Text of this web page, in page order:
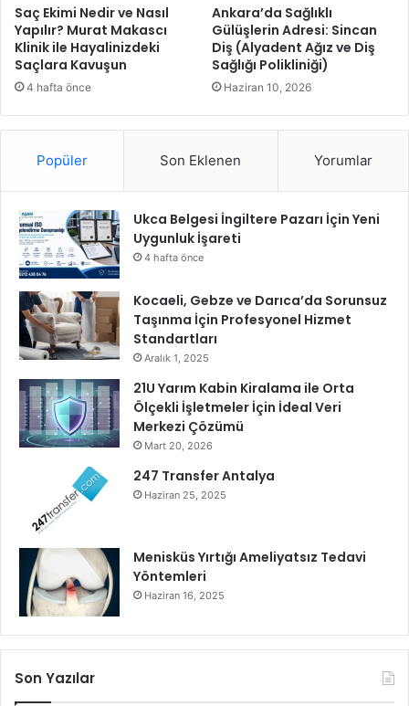
e
m
e
s
a
Saç Ekimi Nedir ve Nasıl
Yapılır? Murat Makascı
Klinik ile Hayalinizdeki
Saçlara Kavuşun
4 hafta önce
Ankara’da Sağlıklı
Gülüşlerin Adresi: Sincan
Diş (Alyadent Ağız ve Diş
Sağlığı Polikliniği)
Haziran 10, 2026
Popüler Son Eklenen Yorumlar
Ukca Belgesi İngiltere Pazarı İçin Yeni
Uygunluk İşareti
4 hafta önce
Kocaeli, Gebze ve Darıca’da Sorunsuz
Taşınma İçin Profesyonel Hizmet
Standartları
Aralık 1, 2025
21U Yarım Kabin Kiralama ile Orta
Ölçekli İşletmeler İçin İdeal Veri
Merkezi Çözümü
Mart 20, 2026
247 Transfer Antalya
Haziran 25, 2025
Menisküs Yırtığı Ameliyatsız Tedavi
Yöntemleri
Haziran 16, 2025
Son Yazılar